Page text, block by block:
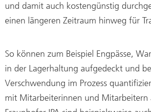
und damit auch kostengünstig
einen längeren Zeitraum hinweg für
So können zum Beispiel Engpässe,
in der Lagerhaltung aufgedeckt und
Verschwendung im Prozess
mit Mitarbeiterinnen und Mitarbeitern